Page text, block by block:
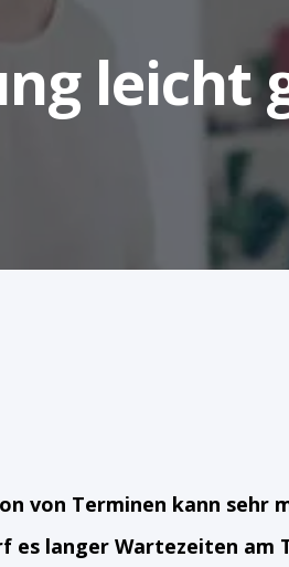
leicht
von Terminen kann sehr
es langer Wartezeiten am